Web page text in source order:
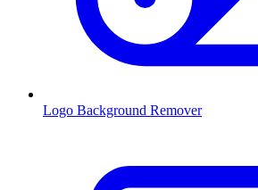
Logo Background Remover